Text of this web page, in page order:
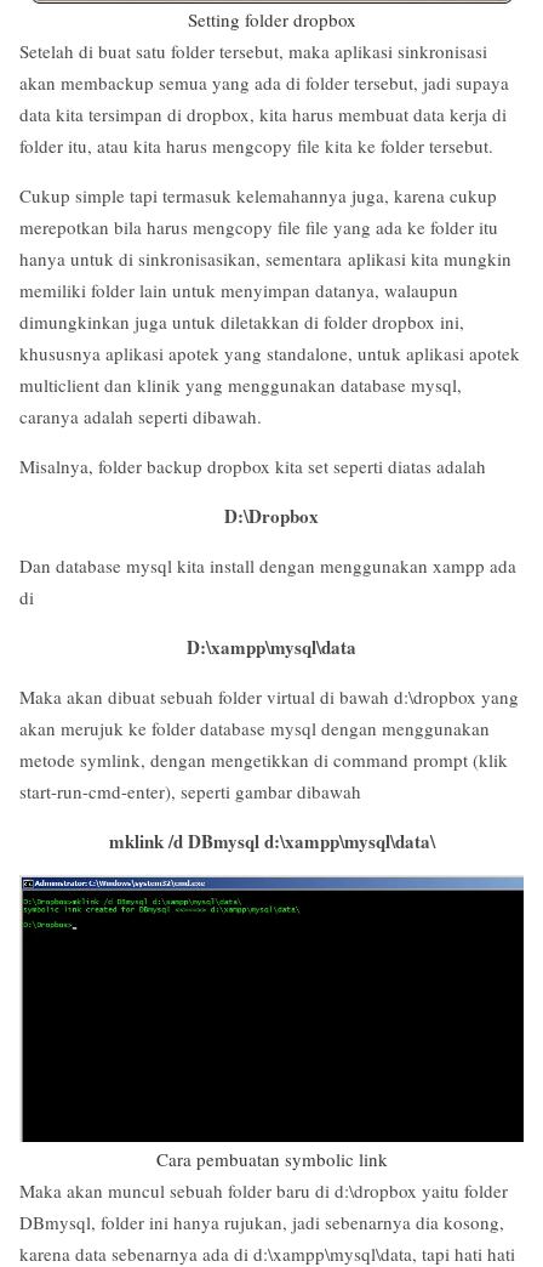
Setting folder dropbox
Setelah di buat satu folder tersebut, maka aplikasi sinkronisasi
akan membackup semua yang ada di folder tersebut, jadi supaya
data kita tersimpan di dropbox, kita harus membuat data kerja di
folder itu, atau kita harus mengcopy file kita ke folder tersebut.
Cukup simple tapi termasuk kelemahannya juga, karena cukup
merepotkan bila harus mengcopy file file yang ada ke folder itu
hanya untuk di sinkronisasikan, sementara aplikasi kita mungkin
memiliki folder lain untuk menyimpan datanya, walaupun
dimungkinkan juga untuk diletakkan di folder dropbox ini,
khususnya aplikasi apotek yang standalone, untuk aplikasi apotek
multiclient dan klinik yang menggunakan database mysql,
caranya adalah seperti dibawah.
Misalnya, folder backup dropbox kita set seperti diatas adalah
D:\Dropbox
Dan database mysql kita install dengan menggunakan xampp ada
di
D:\xampp\mysql\data
Maka akan dibuat sebuah folder virtual di bawah d:\dropbox yang
akan merujuk ke folder database mysql dengan menggunakan
metode symlink, dengan mengetikkan di command prompt (klik
start-run-cmd-enter), seperti gambar dibawah
mklink /d DBmysql d:\xampp\mysql\data\
Cara pembuatan symbolic link
Maka akan muncul sebuah folder baru di d:\dropbox yaitu folder
DBmysql, folder ini hanya rujukan, jadi sebenarnya dia kosong,
karena data sebenarnya ada di d:\xampp\mysql\data, tapi hati hati